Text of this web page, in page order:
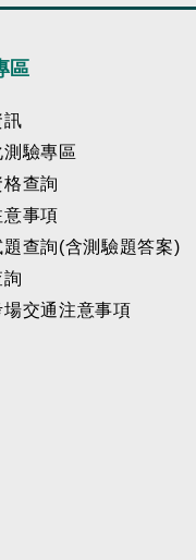
區
訊
測驗專區
查詢
事項
題查詢(含測驗題答案)
場交通注意事項